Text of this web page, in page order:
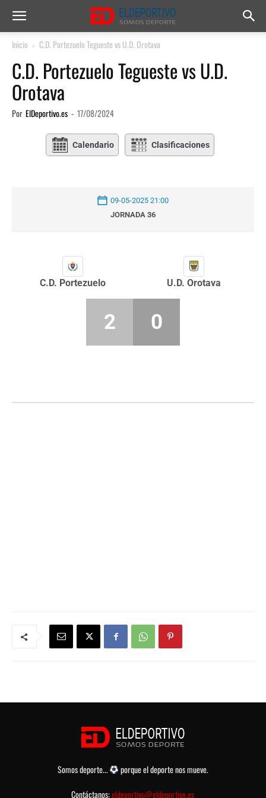
Inicio C.D. Portezuelo Tegueste vs U.D. Orotava
C.D. Portezuelo Tegueste vs U.D.
Orotava
Por ElDeportivo.es - 17/08/2024
Calendario Clasificaciones
09-05-2025 21:00
JORNADA 36
C.D. Portezuelo U.D. Orotava
2 0
Somos deporte...
porque el deporte nos mueve.
Contáctanos:eldeportivo@eldeportivo.es